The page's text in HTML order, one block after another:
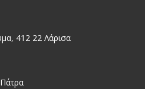
412 22 Λάρισα